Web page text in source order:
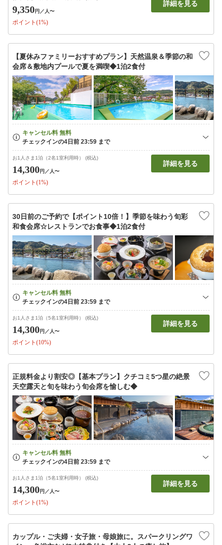
9,350円 ／人〜
ポイント(1%)
詳細を見る
【夏休みファミリーおすすめプラン】天然温泉＆季節の和
会席＆敷地内プールで夏を満喫◆1泊2食付
お1人さま1泊（2名1室利用時） (税込)
14,300円 ／人〜
ポイント(1%)
詳細を見る
30日前のご予約で【ポイント10倍！】季節を味わう旬彩
和食会席☆レストランでお食事◆1泊2食付
お1人さま1泊（5名1室利用時） (税込)
14,300円 ／人〜
ポイント(10%)
詳細を見る
正規料金より割安◎【基本プラン】クチコミ5つ星の絶景
天空露天と旬を味わう旬会席を愉しむ◆
お1人さま1泊（5名1室利用時） (税込)
14,300円 ／人〜
ポイント(1%)
詳細を見る
カップル・ご夫婦・女子旅・母娘旅に。スパークリングワ